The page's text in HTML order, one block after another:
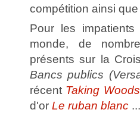
compétition ainsi
Pour les
monde, de
présents sur la
Bancs publics
récent Taking
d'or Le ruban blanc ...